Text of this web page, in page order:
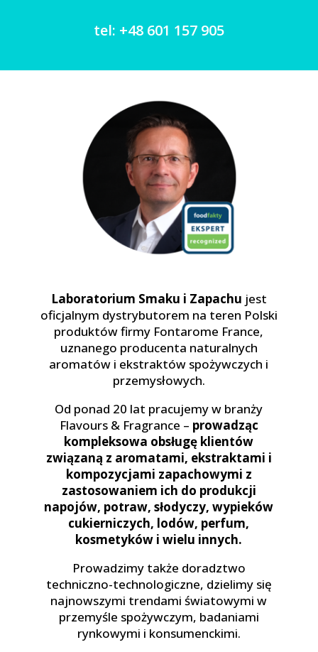
tel: +48 601 157 905
Laboratorium Smaku i Zapachu jest
oficjalnym dystrybutorem na teren Polski
produktów firmy Fontarome France,
uznanego producenta naturalnych
aromatów i ekstraktów spożywczych i
przemysłowych.
Od ponad 20 lat pracujemy w branży
Flavours & Fragrance – prowadząc
kompleksowa obsługę klientów
związaną z aromatami, ekstraktami i
kompozycjami zapachowymi z
zastosowaniem ich do produkcji
napojów, potraw, słodyczy, wypieków
cukierniczych, lodów, perfum,
kosmetyków i wielu innych.
Prowadzimy także doradztwo
techniczno-technologiczne, dzielimy się
najnowszymi trendami światowymi w
przemyśle spożywczym, badaniami
rynkowymi i konsumenckimi.